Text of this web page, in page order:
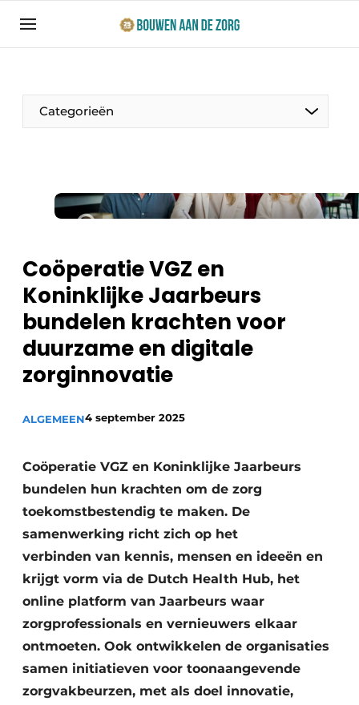
Aanmelden
Bedrijven
Bouwen aan de Zorg | Vakblad over bouw en
Direct contact
Jaarboek
Jubileumboek
Meest gelezen
Podcasts
Vacature aanmelden
Video’s
Categorieën
Productinformatie
Ziekenhuizen
Woonzorg & Verpleeghuizen
Privéklinieken
Laboratoria
Coöperatie VGZ en
Koninklijke Jaarbeurs
bundelen krachten voor
duurzame en digitale
zorginnovatie
ALGEMEEN4 september 2025
Coöperatie VGZ en Koninklijke Jaarbeurs
bundelen hun krachten om de zorg
toekomstbestendig te maken. De
samenwerking richt zich op het
verbinden van kennis, mensen en ideeën en
krijgt vorm via de Dutch Health Hub, het
online platform van Jaarbeurs waar
zorgprofessionals en vernieuwers elkaar
ontmoeten. Ook ontwikkelen de organisaties
samen initiatieven voor toonaangevende
zorgvakbeurzen, met als doel innovatie,